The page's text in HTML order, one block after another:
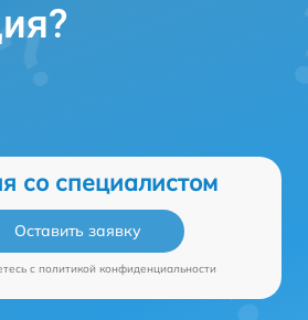
со специалистом
Оставить заявку
c политикой конфиденциальности